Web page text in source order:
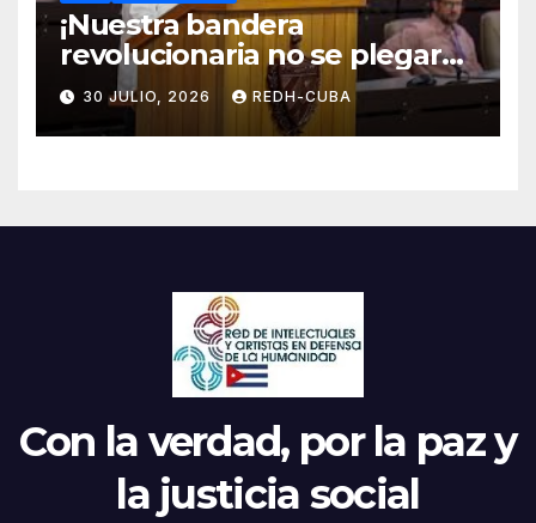
¡Nuestra bandera
revolucionaria no se plegará
jamás! Por Bruno Rodríguez
Parrilla
30 JULIO, 2026 REDH-CUBA
Con la verdad, por la paz y
la justicia social